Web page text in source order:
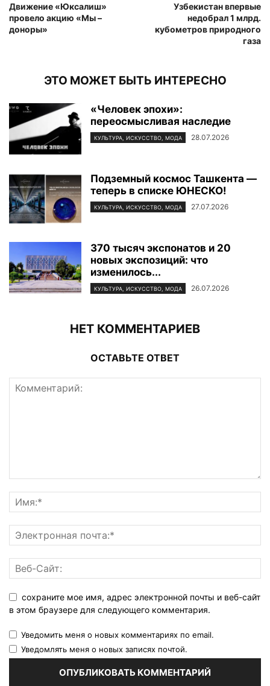
Движение «Юксалиш»
провело акцию «Мы –
доноры»
Узбекистан впервые
недобрал 1 млрд.
кубометров природного
газа
ЭТО МОЖЕТ БЫТЬ ИНТЕРЕСНО
«Человек эпохи»:
переосмысливая наследие
КУЛЬТУРА, ИСКУССТВО, МОДА 28.07.2026
Подземный космос Ташкента —
теперь в списке ЮНЕСКО!
КУЛЬТУРА, ИСКУССТВО, МОДА 27.07.2026
370 тысяч экспонатов и 20
новых экспозиций: что
изменилось...
КУЛЬТУРА, ИСКУССТВО, МОДА 26.07.2026
НЕТ КОММЕНТАРИЕВ
ОСТАВЬТЕ ОТВЕТ
сохраните мое имя, адрес электронной почты и веб-сайт
в этом браузере для следующего комментария.
Уведомить меня о новых комментариях по email.
Уведомлять меня о новых записях почтой.